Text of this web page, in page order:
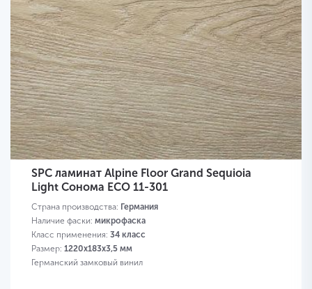
SPC ламинат Alpine Floor Grand Sequioia
Light Сонома ЕСО 11-301
Страна производства: Германия
Наличие фаски: микрофаска
Класс применения: 34 класс
Размер: 1220х183х3,5 мм
Германский замковый винил